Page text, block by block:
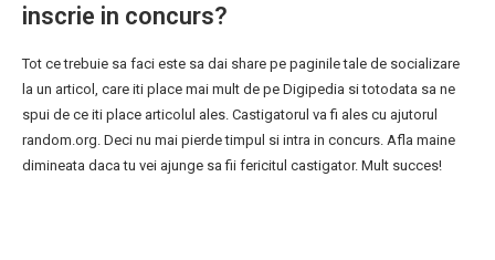
inscrie in concurs?
Tot ce trebuie sa faci este sa dai share pe paginile tale de socializare
la un articol, care iti place mai mult de pe Digipedia si totodata sa ne
spui de ce iti place articolul ales. Castigatorul va fi ales cu ajutorul
random.org. Deci nu mai pierde timpul si intra in concurs. Afla maine
dimineata daca tu vei ajunge sa fii fericitul castigator. Mult succes!